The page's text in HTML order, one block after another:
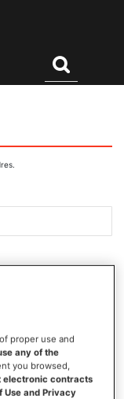
proper use and
any of the
you browsed,
electronic contracts
Use and Privacy